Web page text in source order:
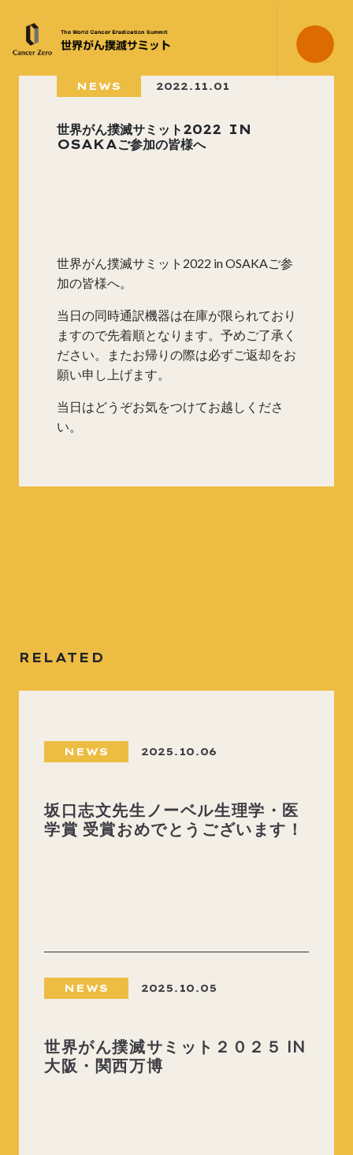
NEWS 2022.11.01
世界がん撲滅サミット2022 IN
OSAKAご参加の皆様へ
世界がん撲滅サミット2022 in OSAKAご参
加の皆様へ。
当日の同時通訳機器は在庫が限られており
ますので先着順となります。予めご了承く
ださい。またお帰りの際は必ずご返却をお
願い申し上げます。
当日はどうぞお気をつけてお越しくださ
い。
RELATED
NEWS 2025.10.06
坂口志文先生ノーベル生理学・医
学賞 受賞おめでとうございます！
NEWS 2025.10.05
世界がん撲滅サミット２０２５ IN
大阪・関西万博